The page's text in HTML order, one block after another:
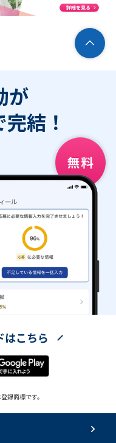
が
結！
はこちら
録商標です。